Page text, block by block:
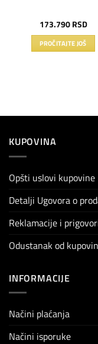
173.790 RSD
PROČITAJTE JOŠ
KUPOVINA
Opšti uslovi kupovine
Detalji Ugovora o
Reklamacije i
Odustanak od
INFORMACIJE
Načini plaćanja
Načini isporuke